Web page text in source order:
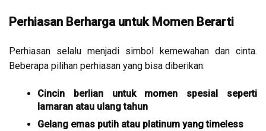
Perhiasan Berharga untuk Momen Berarti
Perhiasan selalu menjadi simbol kemewahan dan cinta.
Beberapa pilihan perhiasan yang bisa diberikan:
Cincin berlian untuk momen spesial seperti
lamaran atau ulang tahun
Gelang emas putih atau platinum yang timeless